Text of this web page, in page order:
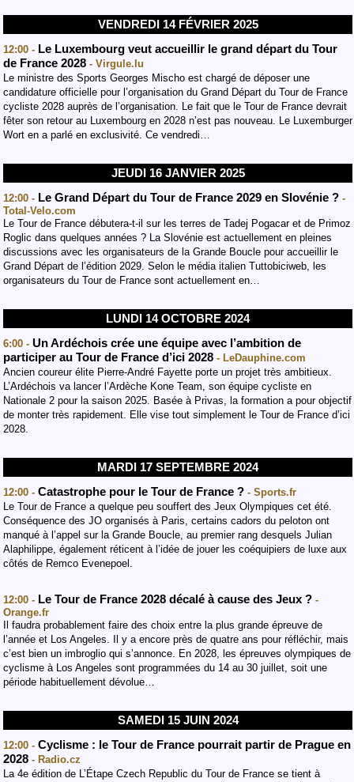
VENDREDI 14 FÉVRIER 2025
12:00 - Le Luxembourg veut accueillir le grand départ du Tour
de France 2028 - Virgule.lu
Le ministre des Sports Georges Mischo est chargé de déposer une
candidature officielle pour l’organisation du Grand Départ du Tour de France
cycliste 2028 auprès de l’organisation. Le fait que le Tour de France devrait
fêter son retour au Luxembourg en 2028 n’est pas nouveau. Le Luxemburger
Wort en a parlé en exclusivité. Ce vendredi…
JEUDI 16 JANVIER 2025
12:00 - Le Grand Départ du Tour de France 2029 en Slovénie ? -
Total-Velo.com
Le Tour de France débutera-t-il sur les terres de Tadej Pogacar et de Primoz
Roglic dans quelques années ? La Slovénie est actuellement en pleines
discussions avec les organisateurs de la Grande Boucle pour accueillir le
Grand Départ de l’édition 2029. Selon le média italien Tuttobiciweb, les
organisateurs du Tour de France sont actuellement en…
LUNDI 14 OCTOBRE 2024
6:00 - Un Ardéchois crée une équipe avec l’ambition de
participer au Tour de France d’ici 2028 - LeDauphine.com
Ancien coureur élite Pierre-André Fayette porte un projet très ambitieux.
L’Ardéchois va lancer l’Ardèche Kone Team, son équipe cycliste en
Nationale 2 pour la saison 2025. Basée à Privas, la formation a pour objectif
de monter très rapidement. Elle vise tout simplement le Tour de France d’ici
2028.
MARDI 17 SEPTEMBRE 2024
12:00 - Catastrophe pour le Tour de France ? - Sports.fr
Le Tour de France a quelque peu souffert des Jeux Olympiques cet été.
Conséquence des JO organisés à Paris, certains cadors du peloton ont
manqué à l’appel sur la Grande Boucle, au premier rang desquels Julian
Alaphilippe, également réticent à l’idée de jouer les coéquipiers de luxe aux
côtés de Remco Evenepoel.
12:00 - Le Tour de France 2028 décalé à cause des Jeux ? -
Orange.fr
Il faudra probablement faire des choix entre la plus grande épreuve de
l’année et Los Angeles. Il y a encore près de quatre ans pour réfléchir, mais
c’est bien un imbroglio qui s’annonce. En 2028, les épreuves olympiques de
cyclisme à Los Angeles sont programmées du 14 au 30 juillet, soit une
période habituellement dévolue…
SAMEDI 15 JUIN 2024
12:00 - Cyclisme : le Tour de France pourrait partir de Prague en
2028 - Radio.cz
La 4e édition de L’Étape Czech Republic du Tour de France se tient à